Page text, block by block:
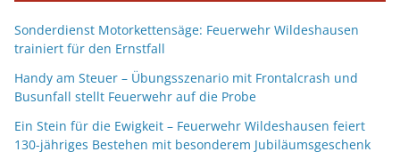
Sonderdienst Motorkettensäge: Feuerwehr Wildeshausen
trainiert für den Ernstfall
Handy am Steuer – Übungsszenario mit Frontalcrash und
Busunfall stellt Feuerwehr auf die Probe
Ein Stein für die Ewigkeit – Feuerwehr Wildeshausen feiert
130-jähriges Bestehen mit besonderem Jubiläumsgeschenk